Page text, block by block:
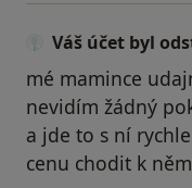
Váš účet byl
mé mamince
nevidím žádný
a jde to s ní
cenu chodit k